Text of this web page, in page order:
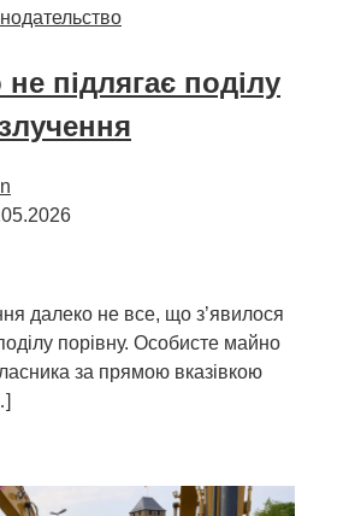
підлягає поділу
далеко не все, що з’явилося
поділу порівну. Особисте майно
за прямою вказівкою